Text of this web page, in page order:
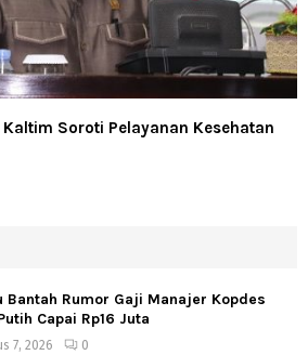
Kaltim Soroti Pelayanan Kesehatan
Bantah Rumor Gaji Manajer Kopdes
Capai Rp16 Juta
7, 2026 0